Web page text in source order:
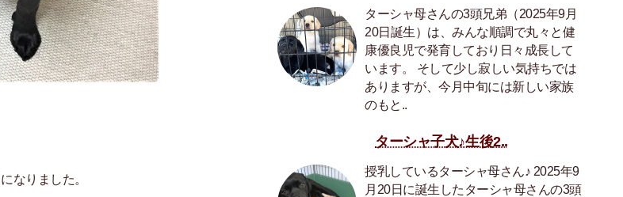
なりました。
ターシャ母さんの3頭兄弟（2025年9月
20日誕生）は、みんな順調で丸々と健
康優良児で発育しており日々成長して
います。 そして少し寂しい気持ちでは
ありますが、今月中旬には新しい家族
のもと..
ターシャ子犬♪生後2..
授乳しているターシャ母さん♪ 2025年9
月20日に誕生したターシャ母さんの3頭